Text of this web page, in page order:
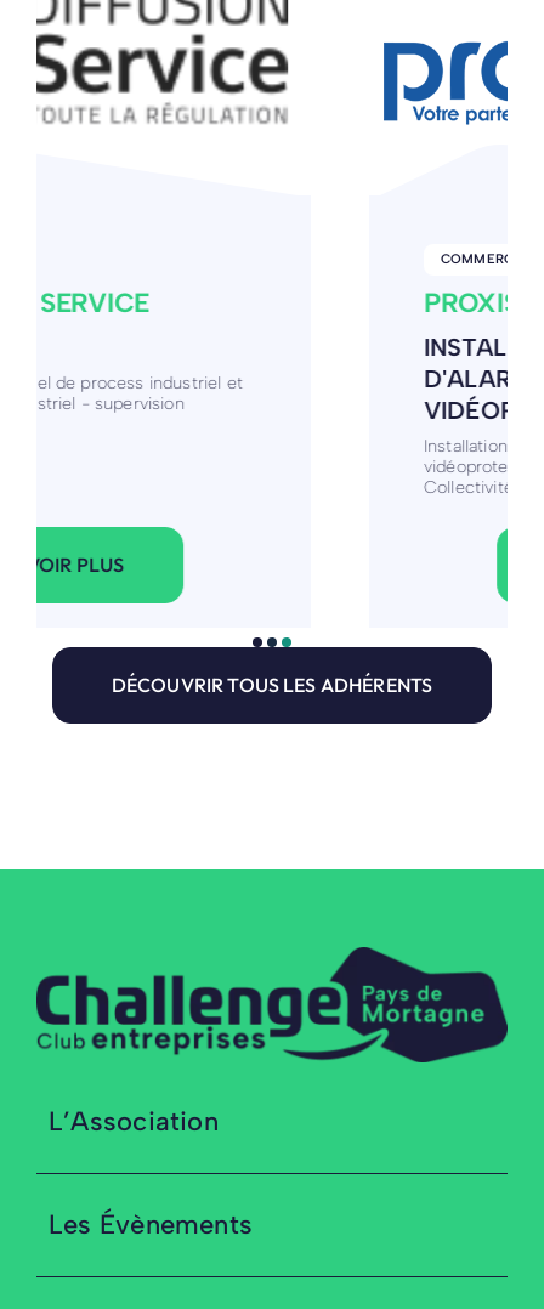
PROXISURE
INSTALLATION DE SYSTÈME
D'ALARME ET
VIDÉOPROTECTION
DÉCOUVRIR TOUS LES ADHÉRENTS
L’Association
Les Évènements